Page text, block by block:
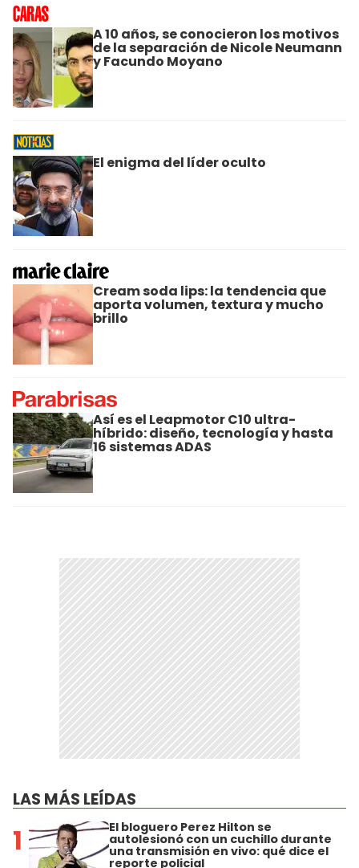
A 10 años, se conocieron los motivos
de la separación de Nicole Neumann
y Facundo Moyano
El enigma del líder oculto
Cream soda lips: la tendencia que
aporta volumen, textura y mucho
brillo
Así es el Leapmotor C10 ultra-
híbrido: diseño, tecnología y hasta
16 sistemas ADAS
LAS MÁS LEÍDAS
1 El bloguero Perez Hilton se
autolesionó con un cuchillo durante
una transmisión en vivo: qué dice el
reporte policial